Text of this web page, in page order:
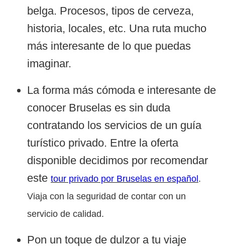
belga. Procesos, tipos de cerveza,
historia, locales, etc. Una ruta mucho
más interesante de lo que puedas
imaginar.
La forma más cómoda e interesante de
conocer Bruselas es sin duda
contratando los servicios de un guía
turístico privado. Entre la oferta
disponible decidimos por recomendar
este tour privado por Bruselas en español.
Viaja con la seguridad de contar con un
servicio de calidad.
Pon un toque de dulzor a tu viaje